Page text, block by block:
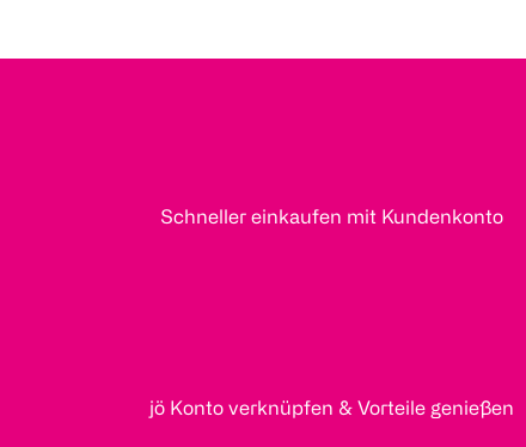
Schneller einkaufen mit Kundenkonto
jö Konto verknüpfen & Vorteile genießen